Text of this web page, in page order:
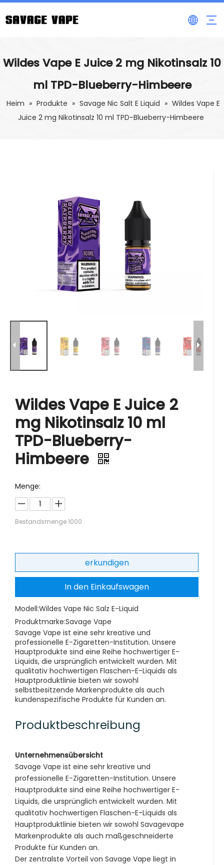
Wildes Vape E Juice 2 mg Nikotinsalz 10
ml TPD-Blueberry-Himbeere
Heim » Produkte » Savage Nic Salt E Liquid » Wildes Vape E
Juice 2 mg Nikotinsalz 10 ml TPD-Blueberry-Himbeere
Wildes Vape E Juice 2
mg Nikotinsalz 10 ml
TPD-Blueberry-
Himbeere
Menge:
Bestandsmenge1000
erkundigen
In den Einkaufswagen
Modell:Wildes Vape Nic Salz E-Liquid
Produktmarke:Savage Vape
Savage Vape ist eine sehr kreative und
professionelle E-Zigaretten-Institution. Unsere
Hauptprodukte sind eine Reihe hochwertiger E-
Liquids, die ursprünglich entwickelt wurden. Mit
qualitativ hochwertigen Flaschen-E-Liquids als
Hauptproduktlinie bieten wir sowohl
selbstbesitzende Markenprodukte als auch
kundenspezifische Produkte für Kunden an.
Produktbeschreibung
Unternehmensübersicht
Savage Vape ist eine sehr kreative und
professionelle E-Zigaretten-Institution. Unsere
Hauptprodukte sind eine Reihe hochwertiger E-
Liquids, die ursprünglich entwickelt wurden. Mit
qualitativ hochwertigen Flaschen-E-Liquids als
Hauptproduktlinie bieten wir sowohl Savagevape
Markenprodukte als auch maßgeschneiderte
Produkte für Kunden an.
Der zentralste Vorteil von Savage Vape liegt in